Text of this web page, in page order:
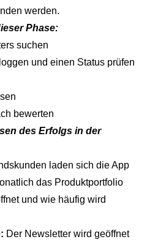
werden.
Phase:
suchen
und einen Status prüfen
bewerten
des Erfolgs in der
laden sich die App
das Produktportfolio
und wie häufig wird
Der Newsletter wird geöffnet